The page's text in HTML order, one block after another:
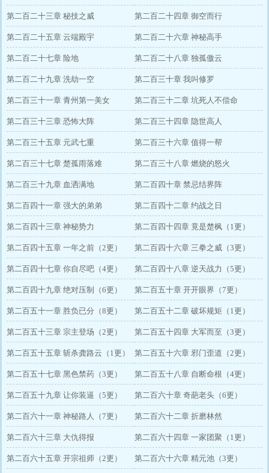
第二百二十三章 秘技之威 第二百二十四章 御空而行
第二百二十五章 云端殿宇 第二百二十六章 神秘高手
第二百二十七章 险地 第二百二十八章 独孤傲云
第二百二十九章 洗劫一空 第二百三十章 我叫修罗
第二百三十一章 青州第一美女 第二百三十二章 坑死人不偿命
第二百三十三章 恐怖大阵 第二百三十四章 隐世高人
第二百三十五章 元武七重 第二百三十六章 值得一帮
第二百三十七章 楚孤雨落难 第二百三十八章 燃烧的怒火
第二百三十九章 血洒满地 第二百四十章 禁忌结界阵
第二百四十一章 强大的弟弟 第二百四十二章 约战之日
第二百四十三章 神秘势力 第二百四十四章 竟是楚枫（1更）
第二百四十五章 一年之前（2更） 第二百四十六章 三拳之威（3更）
第二百四十七章 你自尽吧（4更） 第二百四十八章 逆天战力（5更）
第二百四十九章 绝对压制（6更） 第二百五十章 开开眼界（7更）
第二百五十一章 胜负已分（8更） 第二百五十二章 破坏规矩（1更）
第二百五十三章 宗主登场（2更） 第二百五十四章 大军而至（3更）
第二百五十五章 斩杀龚路云（1更） 第二百五十六章 邪门歪道（2更）
第二百五十七章 黑色禁药（3更） 第二百五十八章 自断命根（4更）
第二百五十九章 让你装逼（5更） 第二百六十章 奇葩老头（6更）
第二百六十一章 神秘路人（7更） 第二百六十二章 折磨林然
第二百六十三章 大仇得报 第二百六十四章 一家团聚（1更）
第二百六十五章 开宗祖师（2更） 第二百六十六章 精元池（3更）